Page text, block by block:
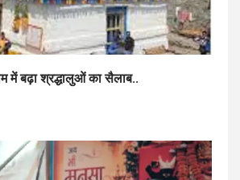
में बढ़ा श्रद्धालुओं का सैलाब..